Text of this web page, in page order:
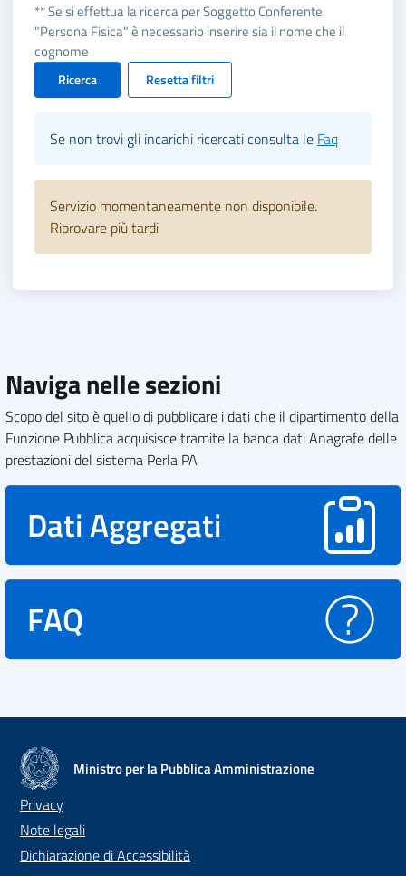
** Se si effettua la ricerca per Soggetto Conferente
"Persona Fisica" è necessario inserire sia il nome che il
cognome
Ricerca Resetta filtri
Se non trovi gli incarichi ricercati consulta le Faq
Servizio momentaneamente non disponibile.
Riprovare più tardi
Naviga nelle sezioni
Scopo del sito è quello di pubblicare i dati che il dipartimento della
Funzione Pubblica acquisisce tramite la banca dati Anagrafe delle
prestazioni del sistema Perla PA
Dati Aggregati
FAQ
Ministro per la Pubblica Amministrazione
Privacy
Note legali
Dichiarazione di Accessibilità